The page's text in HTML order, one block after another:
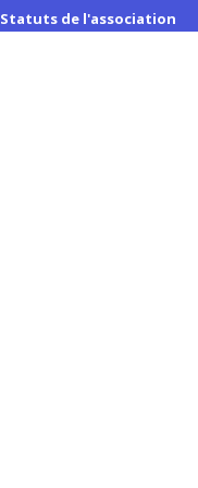
Statuts de l'association